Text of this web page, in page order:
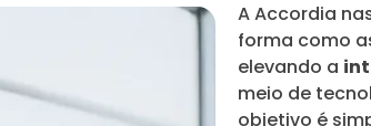
A Accordia
forma como
elevando a
meio de
objetivo é